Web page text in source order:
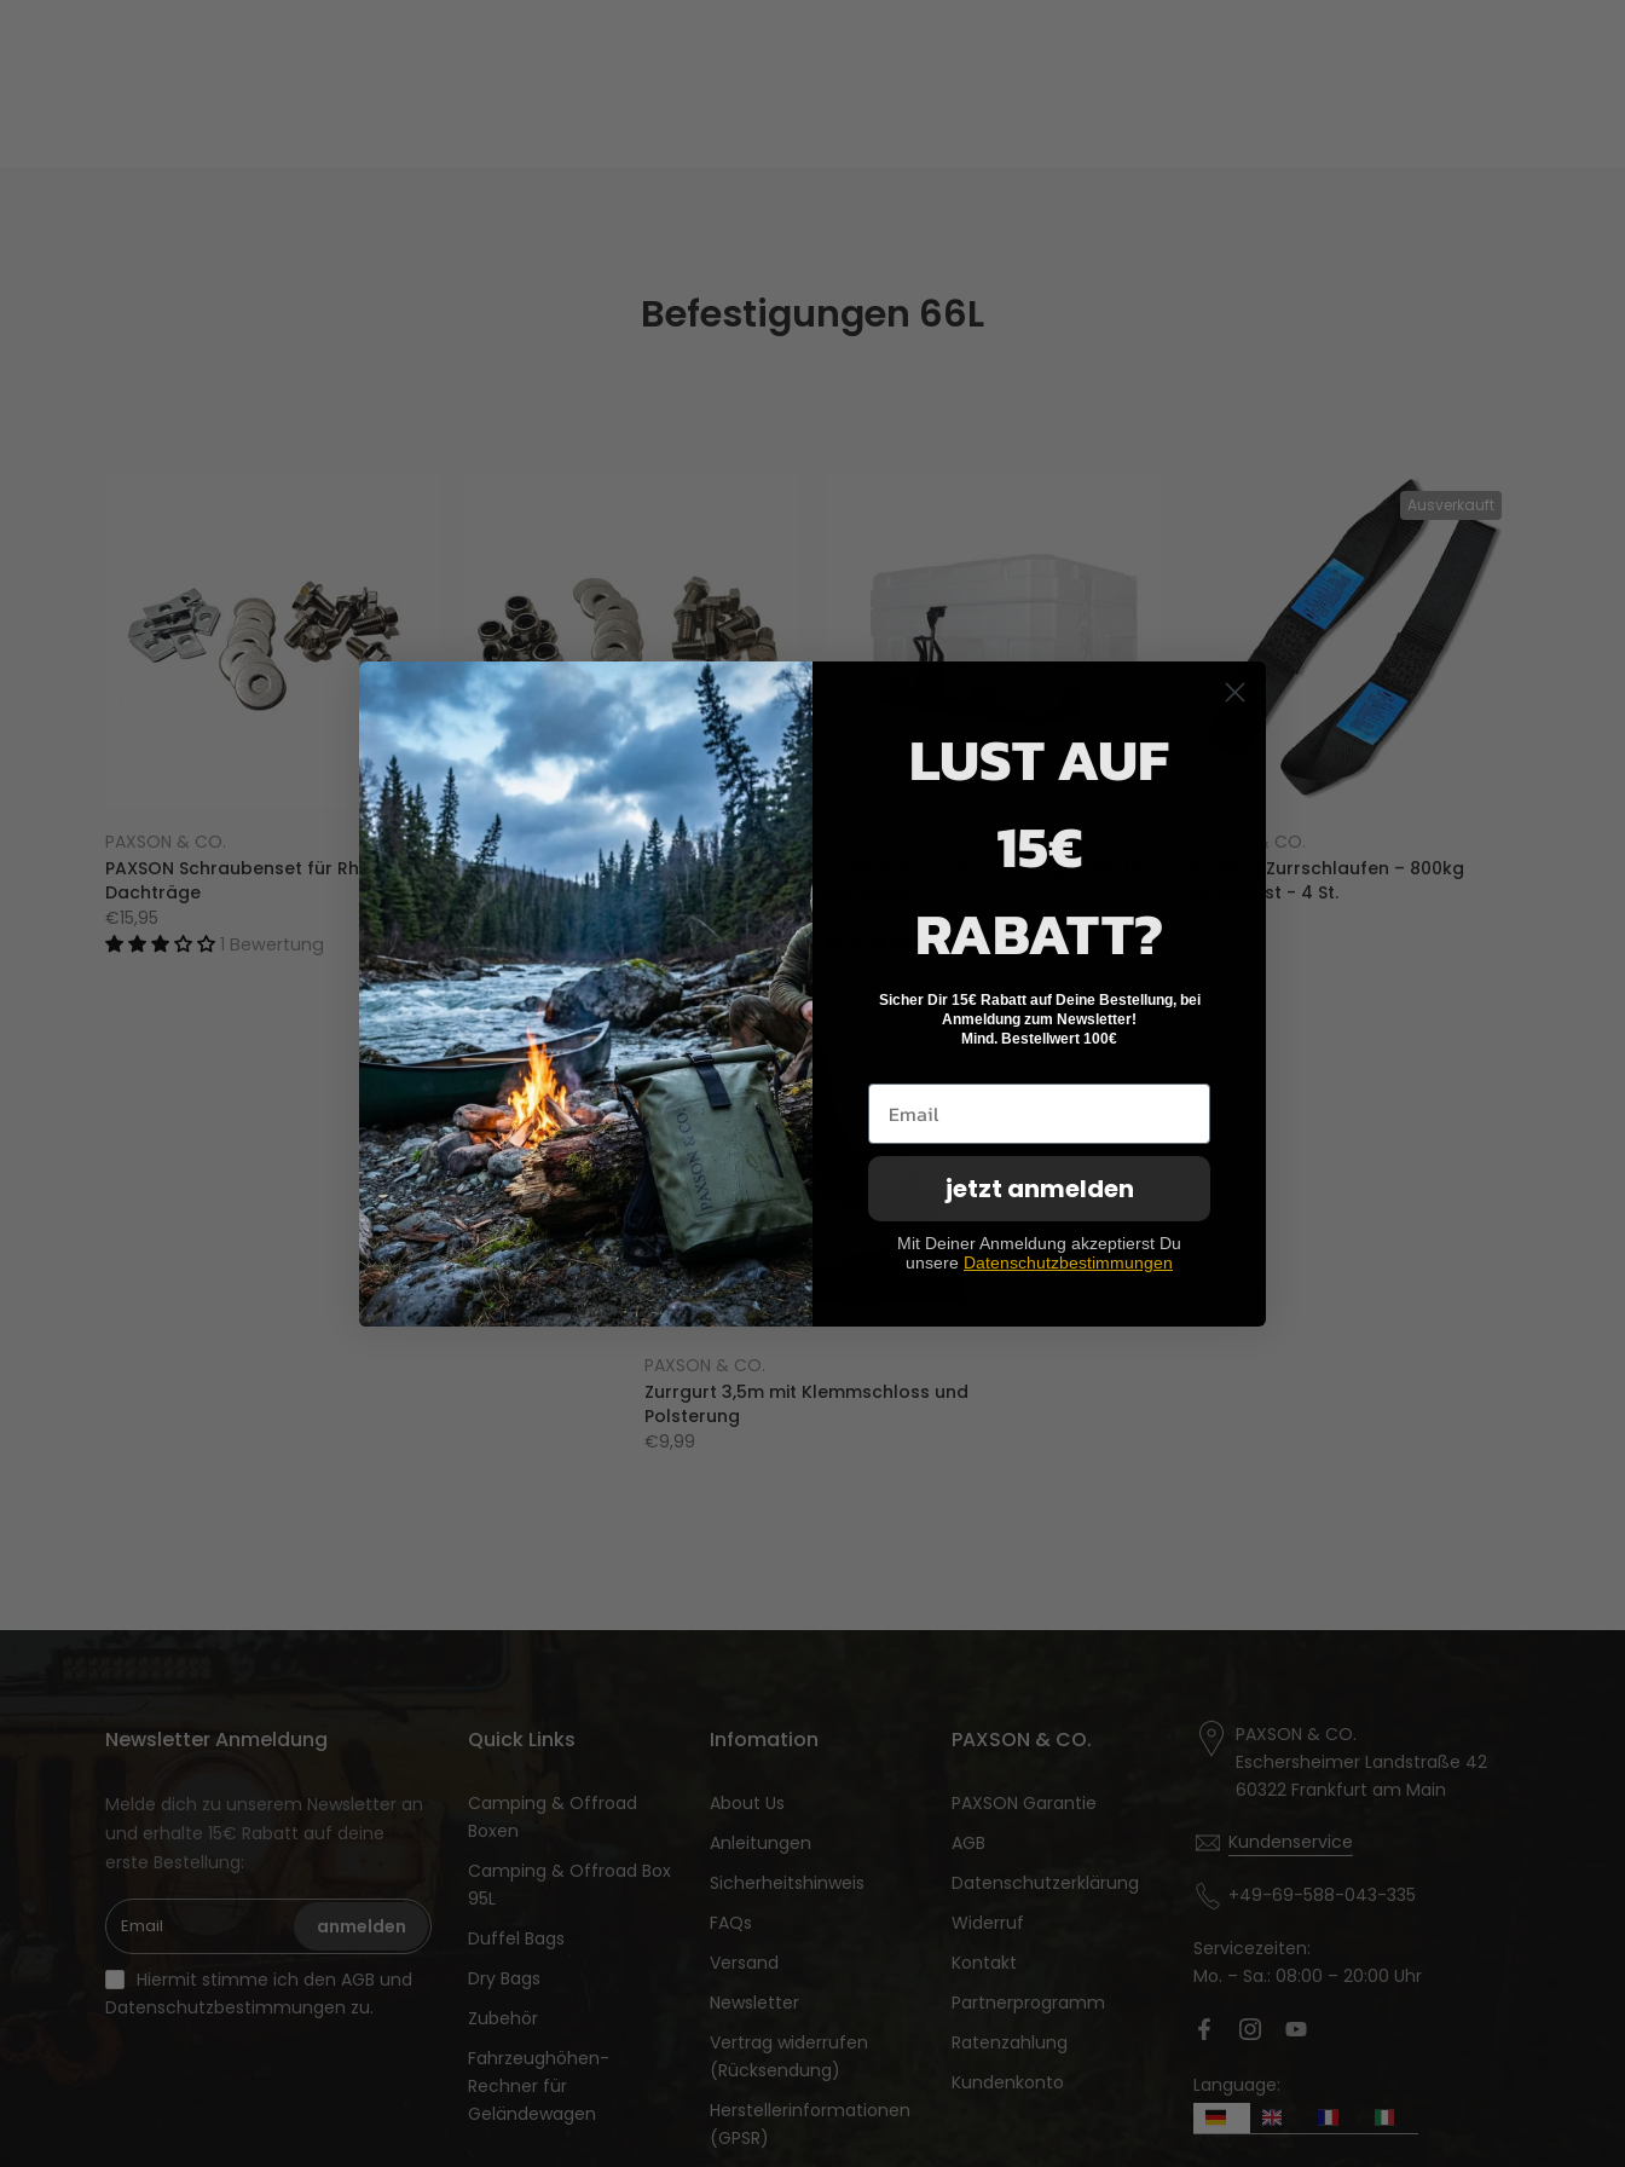
Befestigungen 66L
PAXSON & CO.
PAXSON Schraubenset für Rhino Rack
Dachträge
€15,95
1 Bewertung
PAXSON & CO.
PAXSON Schraubenset für
Frontrunner Dachträge
€15,95
1 Bewertung
Quick Release Box Befestigungen für
1 Bewertung
Ausverkauft
PAXSON & CO.
Premium Zurrschlaufen – 800kg
Arbeitslast - 4 St.
Ausverkauft
PAXSON & CO.
Zurrgurt 3,5m mit Klemmschloss und
Polsterung
€9,99
Newsletter Anmeldung
Melde dich zu unserem Newsletter an
und erhalte 15€ Rabatt auf deine
erste Bestellung:
anmelden
Hiermit stimme ich den AGB und
Datenschutzbestimmungen zu.
Quick Links
Camping & Offroad
Boxen
Camping & Offroad Box
95L
Duffel Bags
Dry Bags
Zubehör
Fahrzeughöhen-
Rechner für
Geländewagen
Infomation
About Us
Anleitungen
Sicherheitshinweis
FAQs
Versand
Newsletter
Vertrag widerrufen
(Rücksendung)
Herstellerinformationen
(GPSR)
PAXSON & CO.
PAXSON Garantie
AGB
Datenschutzerklärung
Widerruf
Kontakt
Partnerprogramm
Ratenzahlung
Kundenkonto
PAXSON & CO.
Eschersheimer Landstraße 42
60322 Frankfurt am Main
Kundenservice
+49-69-588-043-335
Servicezeiten:
Mo. – Sa.: 08:00 – 20:00 Uhr
Language:
LUST AUF
15€
RABATT?
Sicher Dir 15€ Rabatt auf Deine Bestellung, bei
Anmeldung zum Newsletter!
Mind. Bestellwert 100€
jetzt anmelden
Mit Deiner Anmeldung akzeptierst Du
unsere Datenschutzbestimmungen